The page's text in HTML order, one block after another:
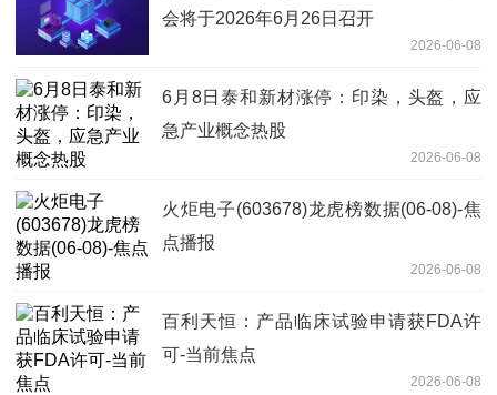
会将于2026年6月26日召开
2026-06-08
6月8日泰和新材涨停：印染，头盔，应
急产业概念热股
2026-06-08
火炬电子(603678)龙虎榜数据(06-08)-焦
点播报
2026-06-08
百利天恒：产品临床试验申请获FDA许
可-当前焦点
2026-06-08